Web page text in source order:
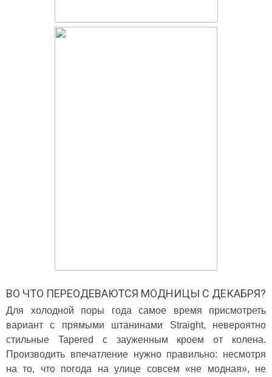
ВО ЧТО ПЕРЕОДЕВАЮТСЯ МОДНИЦЫ С ДЕКАБРЯ?
Для холодной поры года самое время присмотреть
вариант с прямыми штанинами Straight, невероятно
стильные Tapered с зауженным кроем от колена.
Производить впечатление нужно правильно: несмотря
на то, что погода на улице совсем «не модная», не